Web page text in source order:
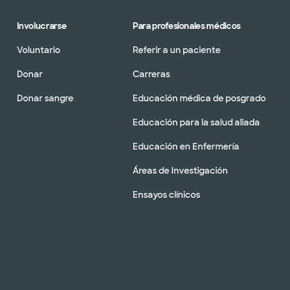
Involucrarse
Voluntario
Donar
Donar sangre
Para profesionales médicos
Referir a un paciente
Carreras
Educación médica de posgrado
Educación para la salud aliada
Educación en Enfermería
Áreas de Investigación
Ensayos clínicos